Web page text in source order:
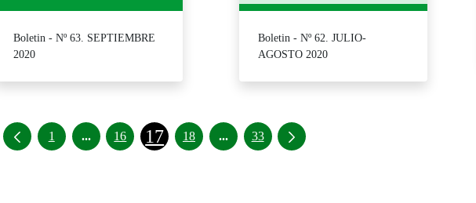
Boletin - Nº 63. SEPTIEMBRE
2020
Boletin - Nº 62. JULIO-
AGOSTO 2020
1 ...Páginas intermedias Use TAB para desplazarse.
16 17 18 ...Páginas intermedias Use TAB para desplazarse.
33